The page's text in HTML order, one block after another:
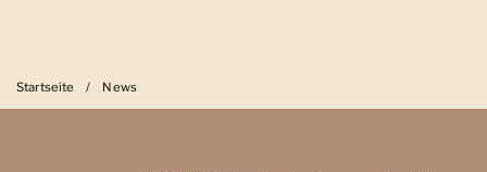
Startseite / News